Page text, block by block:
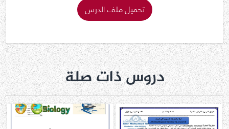
تحميل ملف الدرس
دروس ذات صلة